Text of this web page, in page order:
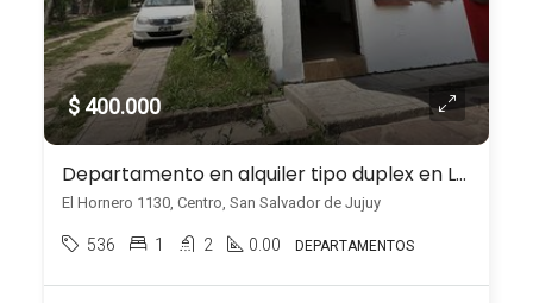
$ 400.000
Departamento en alquiler tipo duplex en Los Perales calle El Hornero
El Hornero 1130, Centro, San Salvador de Jujuy
536 1 2 0.00 DEPARTAMENTOS